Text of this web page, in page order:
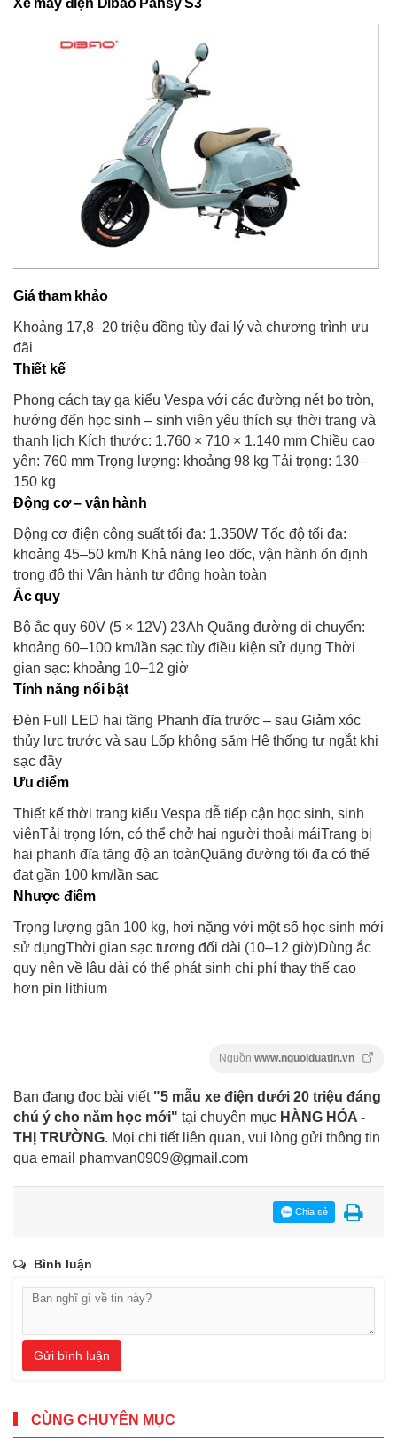
Xe máy điện Dibao Pansy S3
Giá tham khảo
Khoảng 17,8–20 triệu đồng tùy đại lý và chương trình ưu
đãi
Thiết kế
Phong cách tay ga kiểu Vespa với các đường nét bo tròn,
hướng đến học sinh – sinh viên yêu thích sự thời trang và
thanh lịch Kích thước: 1.760 × 710 × 1.140 mm Chiều cao
yên: 760 mm Trọng lượng: khoảng 98 kg Tải trọng: 130–
150 kg
Động cơ – vận hành
Động cơ điện công suất tối đa: 1.350W Tốc độ tối đa:
khoảng 45–50 km/h Khả năng leo dốc, vận hành ổn định
trong đô thị Vận hành tự động hoàn toàn
Ắc quy
Bộ ắc quy 60V (5 × 12V) 23Ah Quãng đường di chuyển:
khoảng 60–100 km/lần sạc tùy điều kiện sử dụng Thời
gian sạc: khoảng 10–12 giờ
Tính năng nổi bật
Đèn Full LED hai tầng Phanh đĩa trước – sau Giảm xóc
thủy lực trước và sau Lốp không săm Hệ thống tự ngắt khi
sạc đầy
Ưu điểm
Thiết kế thời trang kiểu Vespa dễ tiếp cận học sinh, sinh
viênTải trọng lớn, có thể chở hai người thoải máiTrang bị
hai phanh đĩa tăng độ an toànQuãng đường tối đa có thể
đạt gần 100 km/lần sạc
Nhược điểm
Trọng lượng gần 100 kg, hơi nặng với một số học sinh mới
sử dụngThời gian sạc tương đối dài (10–12 giờ)Dùng ắc
quy nên về lâu dài có thể phát sinh chi phí thay thế cao
hơn pin lithium
Nguồn www.nguoiduatin.vn
Bạn đang đọc bài viết "5 mẫu xe điện dưới 20 triệu đáng
chú ý cho năm học mới" tại chuyên mục HÀNG HÓA -
THỊ TRƯỜNG. Mọi chi tiết liên quan, vui lòng gửi thông tin
qua email phamvan0909@gmail.com
Chia sẻ
Bình luận
Gửi bình luận
CÙNG CHUYÊN MỤC